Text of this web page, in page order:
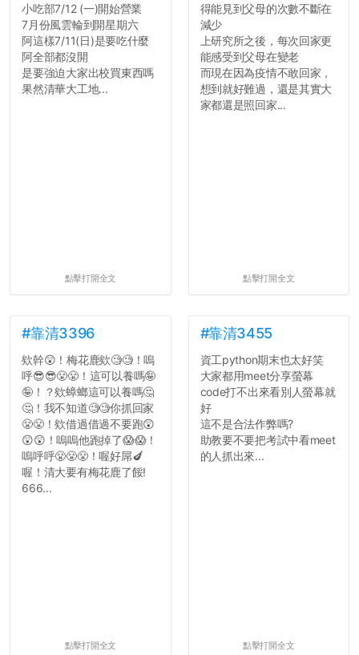
小吃部7/12 (一)開始營業
7月份風雲輪到開星期六
阿這樣7/11(日)是要吃什麼
阿全部都沒開
是要強迫大家出校買東西嗎
果然清華大工地...
點擊打開全文
得能見到父母的次數不斷在
減少
上研究所之後，每次回家更
能感受到父母在變老
而現在因為疫情不敢回家，
想到就好難過，還是其實大
家都還是照回家...
點擊打開全文
#靠清3396
欸幹😲！梅花鹿欸🧐🧐！嗚
呼😎😎😤😤！這可以養嗎🤪
🤪！？欸蟑螂這可以養嗎🤔
🤔！我不知道🧐🧐你抓回家
😤😤！欸借過借過不要跑😲
😲😲！嗚嗚他跑掉了😱😱！
嗚呼呼😤😤😤！喔好屌🍆
喔！清大要有梅花鹿了餒!
666...
點擊打開全文
#靠清3455
資工python期末也太好笑
大家都用meet分享螢幕
code打不出來看別人螢幕就
好
這不是合法作弊嗎?
助教要不要把考試中看meet
的人抓出來...
點擊打開全文